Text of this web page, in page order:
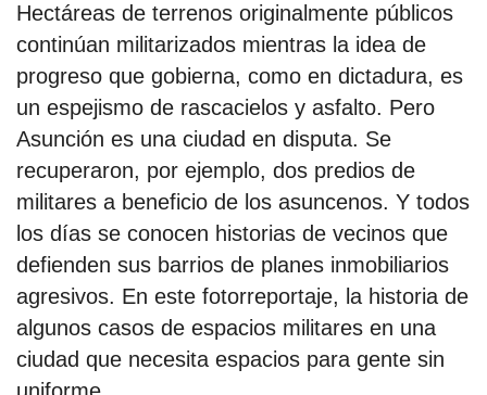
scrolls
timeline
chequeo
descargables
Hectáreas de terrenos originalmente públicos
continúan militarizados mientras la idea de
progreso que gobierna, como en dictadura, es
un espejismo de rascacielos y asfalto. Pero
Asunción es una ciudad en disputa. Se
recuperaron, por ejemplo, dos predios de
militares a beneficio de los asuncenos. Y todos
los días se conocen historias de vecinos que
defienden sus barrios de planes inmobiliarios
agresivos. En este fotorreportaje, la historia de
algunos casos de espacios militares en una
ciudad que necesita espacios para gente sin